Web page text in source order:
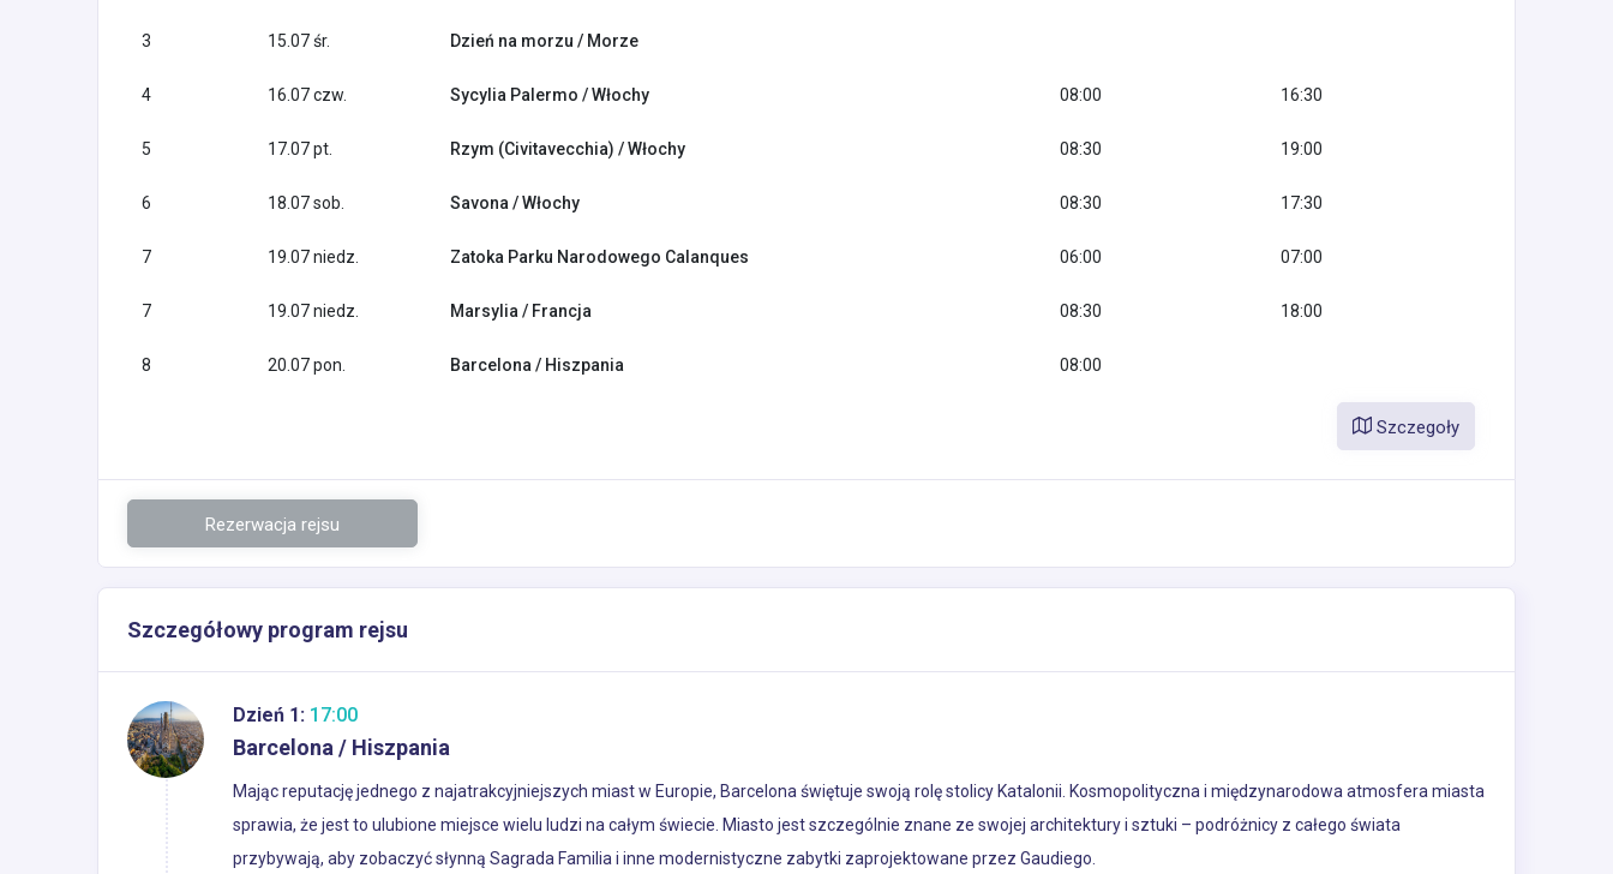
3 15.07 śr. Dzień na morzu / Morze
4 16.07 czw. Sycylia Palermo / Włochy 08:00 16:30
5 17.07 pt. Rzym (Civitavecchia) / Włochy 08:30 19:00
6 18.07 sob. Savona / Włochy 08:30 17:30
7 19.07 niedz. Zatoka Parku Narodowego Calanques 06:00 07:00
7 19.07 niedz. Marsylia / Francja 08:30 18:00
8 20.07 pon. Barcelona / Hiszpania 08:00
Szczegoły
Rezerwacja rejsu
Szczegółowy program rejsu
Dzień 1: 17:00
Barcelona / Hiszpania
Mając reputację jednego z najatrakcyjniejszych miast w Europie, Barcelona świętuje swoją rolę stolicy Katalonii. Kosmopolityczna i międzynarodowa atmosfera miasta
sprawia, że jest to ulubione miejsce wielu ludzi na całym świecie. Miasto jest szczególnie znane ze swojej architektury i sztuki – podróżnicy z całego świata
przybywają, aby zobaczyć słynną Sagrada Familia i inne modernistyczne zabytki zaprojektowane przez Gaudiego.